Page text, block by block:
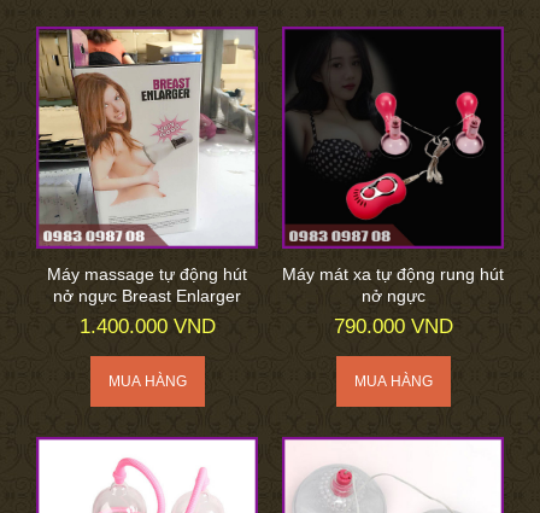
Máy massage tự động hút
nở ngực Breast Enlarger
1.400.000 VND
Máy mát xa tự động rung hút
nở ngực
790.000 VND